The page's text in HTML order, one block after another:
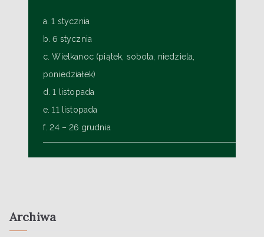
a. 1 stycznia
b. 6 stycznia
c. Wielkanoc (piątek, sobota, niedziela,
poniedziałek)
d. 1 listopada
e. 11 listopada
f. 24 – 26 grudnia
Archiwa